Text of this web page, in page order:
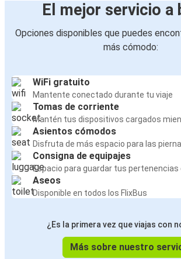
El mejor servicio a
Opciones disponibles que puedes
más cómodo:
WiFi gratuito
Mantente conectado durante tu viaje
Tomas de corriente
Mantén tus dispositivos cargados
Asientos cómodos
Disfruta de más espacio para las
Consigna de equipajes
Espacio para guardar tus
Aseos
Disponible en todos los FlixBus
¿Es la primera vez que viajas con
Más sobre nuestro